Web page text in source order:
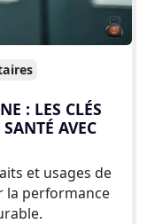
: LES CLÉS
AVEC
et usages de
la performance